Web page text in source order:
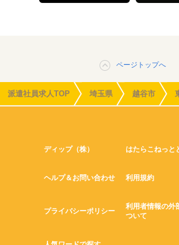
ページトップへ
派遣社員求人TOP 埼玉県 越谷市
ディップ（株） はたらこねっと
ヘルプ＆お問い合わせ 利用規約
プライバシーポリシー
利用者情報の外
ついて